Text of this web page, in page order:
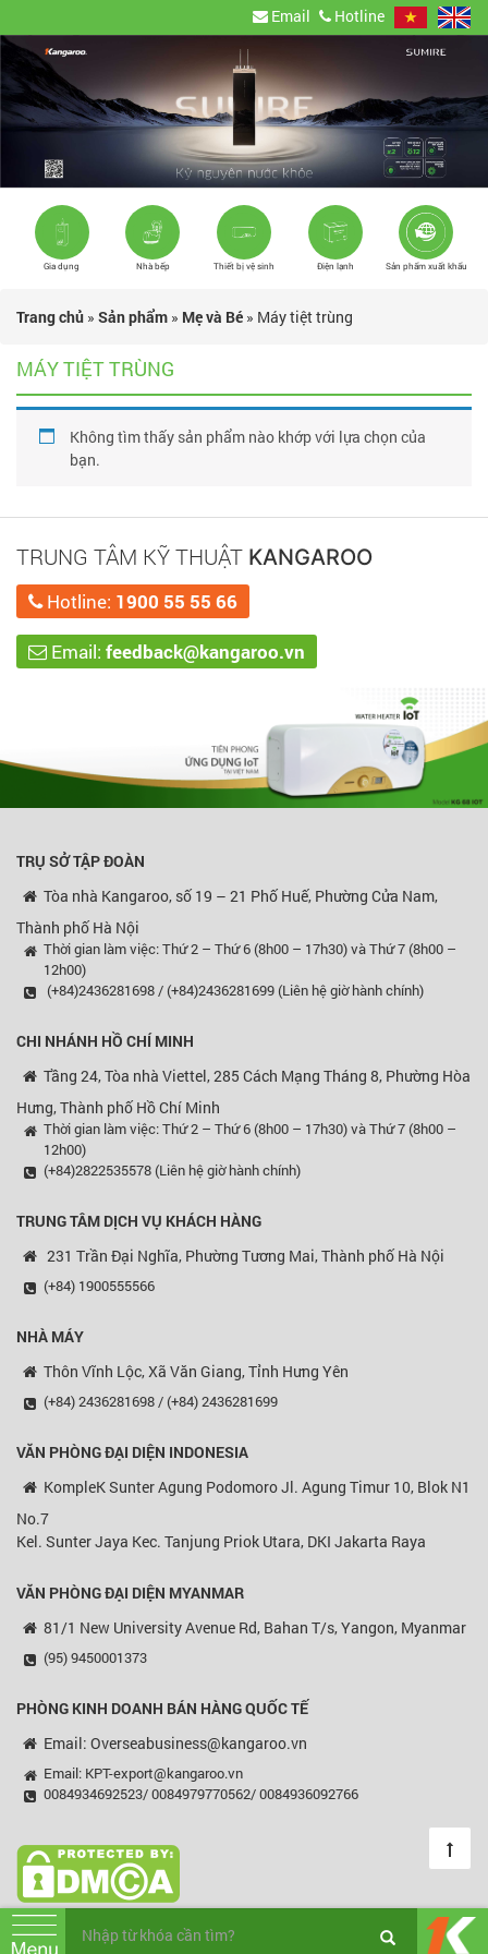
Email Hotline
Gia dụng Nhà bếp Thiết bị vệ sinh Điện lạnh Sản phẩm xuất khẩu
Trang chủ » Sản phẩm » Mẹ và Bé » Máy tiệt trùng
MÁY TIỆT TRÙNG
Không tìm thấy sản phẩm nào khớp với lựa chọn của
bạn.
TRUNG TÂM KỸ THUẬT KANGAROO
Hotline: 1900 55 55 66
Email: feedback@kangaroo.vn
TRỤ SỞ TẬP ĐOÀN
Tòa nhà Kangaroo, số 19 – 21 Phố Huế, Phường Cửa Nam,
Thành phố Hà Nội
Thời gian làm việc: Thứ 2 – Thứ 6 (8h00 – 17h30) và Thứ 7 (8h00 –
12h00)
(+84)2436281698 / (+84)2436281699 (Liên hệ giờ hành chính)
CHI NHÁNH HỒ CHÍ MINH
Tầng 24, Tòa nhà Viettel, 285 Cách Mạng Tháng 8, Phường Hòa
Hưng, Thành phố Hồ Chí Minh
Thời gian làm việc: Thứ 2 – Thứ 6 (8h00 – 17h30) và Thứ 7 (8h00 –
12h00)
(+84)2822535578 (Liên hệ giờ hành chính)
TRUNG TÂM DỊCH VỤ KHÁCH HÀNG
231 Trần Đại Nghĩa, Phường Tương Mai, Thành phố Hà Nội
(+84) 1900555566
NHÀ MÁY
Thôn Vĩnh Lộc, Xã Văn Giang, Tỉnh Hưng Yên
(+84) 2436281698 / (+84) 2436281699
VĂN PHÒNG ĐẠI DIỆN INDONESIA
KompleK Sunter Agung Podomoro Jl. Agung Timur 10, Blok N1
No.7
Kel. Sunter Jaya Kec. Tanjung Priok Utara, DKI Jakarta Raya
VĂN PHÒNG ĐẠI DIỆN MYANMAR
81/1 New University Avenue Rd, Bahan T/s, Yangon, Myanmar
(95) 9450001373
PHÒNG KINH DOANH BÁN HÀNG QUỐC TẾ
Email: Overseabusiness@kangaroo.vn
Email: KPT-export@kangaroo.vn
0084934692523/ 0084979770562/ 0084936092766
© Copyright 2003 - 2018 Kangaroo, All rights reserved.